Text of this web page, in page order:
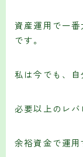
資産運用で一
です。
私は今でも、自
必要以上のレバ
余裕資金で運用